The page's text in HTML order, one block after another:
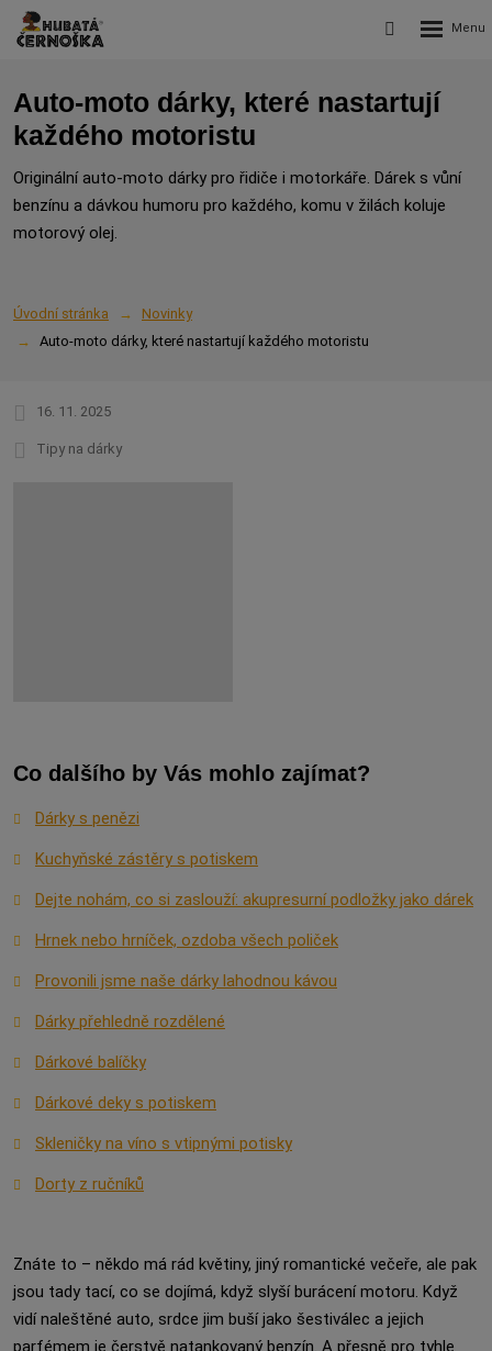
Vyhledávání
Rozbalení
Auto-moto dárky, které nastartují
každého motoristu
Originální auto-moto dárky pro řidiče i motorkáře. Dárek s vůní
benzínu a dávkou humoru pro každého, komu v žilách koluje
motorový olej.
Úvodní stránka
Novinky
Auto-moto dárky, které nastartují každého motoristu
16. 11. 2025
Tipy na dárky
Co dalšího by Vás mohlo zajímat?
Dárky s penězi
Kuchyňské zástěry s potiskem
Dejte nohám, co si zaslouží: akupresurní podložky jako dárek
Hrnek nebo hrníček, ozdoba všech poliček
Provonili jsme naše dárky lahodnou kávou
Dárky přehledně rozdělené
Dárkové balíčky
Dárkové deky s potiskem
Skleničky na víno s vtipnými potisky
Dorty z ručníků
Znáte to – někdo má rád květiny, jiný romantické večeře, ale pak
jsou tady tací, co se dojímá, když slyší burácení motoru. Když
vidí naleštěné auto, srdce jim buší jako šestiválec a jejich
parfémem je čerstvě natankovaný benzín. A přesně pro tyhle